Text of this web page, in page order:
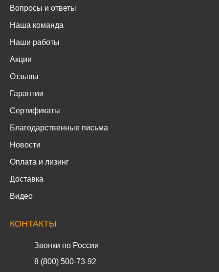
Вопросы и ответы
Наша команда
Наши работы
Акции
Отзывы
Гарантии
Сертификаты
Благодарственные письма
Новости
Оплата и лизинг
Доставка
Видео
КОНТАКТЫ
Звонки по России
8 (800) 500-73-92